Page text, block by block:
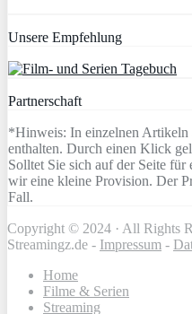
Unsere Empfehlung
Partnerschaft
*Hinweis: In einzelnen
enthalten. Durch einen Klick
Solltet Sie sich auf der Seite
wir eine kleine Provision. Der
Fall.
Copyright © 2024 · All Rights
Streamingz.de - Impressum -
Home
Filme & Serien
Streaming